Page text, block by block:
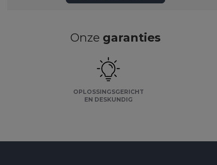
Onze garanties
OPLOSSINGSGERICHT
EN DESKUNDIG